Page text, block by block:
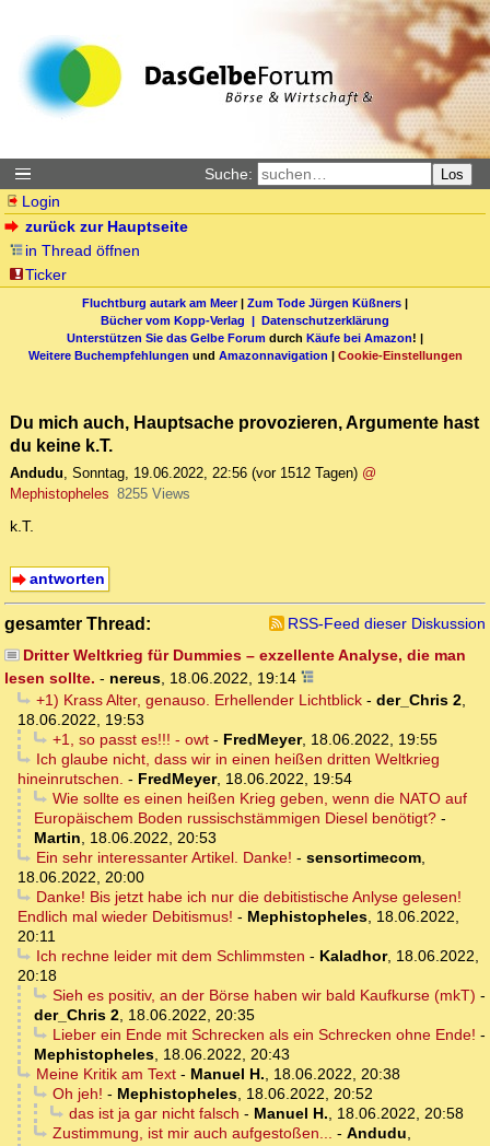
Suche: Los
Login
zurück zur Hauptseite
in Thread öffnen
Ticker
Fluchtburg autark am Meer| Zum Tode Jürgen Küßners |
Bücher vom Kopp-Verlag | Datenschutzerklärung
Unterstützen Sie das Gelbe Forum durch Käufe bei Amazon! |
Weitere Buchempfehlungen und Amazonnavigation | Cookie-Einstellungen
Du mich auch, Hauptsache provozieren, Argumente hast
du keine k.T.
Andudu, Sonntag, 19.06.2022, 22:56 (vor 1512 Tagen) @
Mephistopheles 8255 Views
k.T.
antworten
gesamter Thread:
RSS-Feed dieser Diskussion
Dritter Weltkrieg für Dummies – exzellente Analyse, die man
lesen sollte. - nereus, 18.06.2022, 19:14
+1) Krass Alter, genauso. Erhellender Lichtblick- der_Chris 2,
18.06.2022, 19:53
+1, so passt es!!! - owt- FredMeyer, 18.06.2022, 19:55
Ich glaube nicht, dass wir in einen heißen dritten Weltkrieg
hineinrutschen. - FredMeyer, 18.06.2022, 19:54
Wie sollte es einen heißen Krieg geben, wenn die NATO auf
Europäischem Boden russischstämmigen Diesel benötigt? -
Martin, 18.06.2022, 20:53
Ein sehr interessanter Artikel. Danke! - sensortimecom,
18.06.2022, 20:00
Danke! Bis jetzt habe ich nur die debitistische Anlyse gelesen!
Endlich mal wieder Debitismus! - Mephistopheles, 18.06.2022,
20:11
Ich rechne leider mit dem Schlimmsten - Kaladhor, 18.06.2022,
20:18
Sieh es positiv, an der Börse haben wir bald Kaufkurse (mkT) -
der_Chris 2, 18.06.2022, 20:35
Lieber ein Ende mit Schrecken als ein Schrecken ohne Ende! -
Mephistopheles, 18.06.2022, 20:43
Meine Kritik am Text- Manuel H., 18.06.2022, 20:38
Oh jeh! - Mephistopheles, 18.06.2022, 20:52
das ist ja gar nicht falsch - Manuel H., 18.06.2022, 20:58
Zustimmung, ist mir auch aufgestoßen... - Andudu,